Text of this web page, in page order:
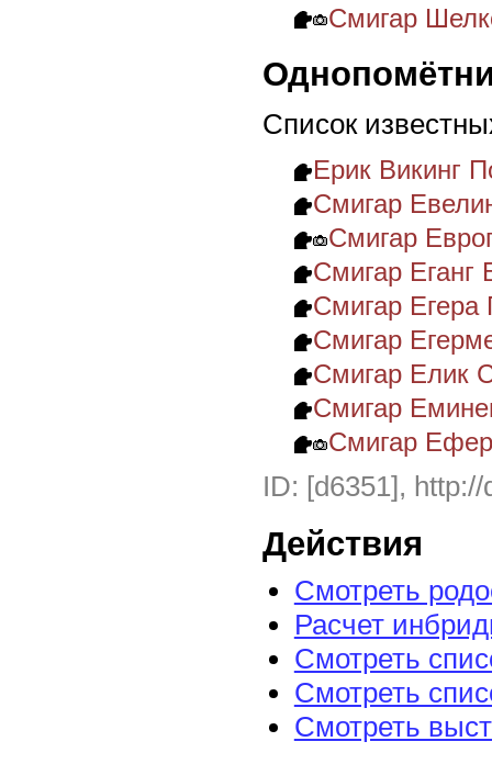
Смигар
Список
Ерик Викинг
Смигар
Смигар
Смигар Еганг
Смигар Егера
Смигар
Смигар Елик
Смигар
Смигар
ID: [d6351],
Действия
Смотреть
Расчет
Смотреть
Смотреть
Смотреть